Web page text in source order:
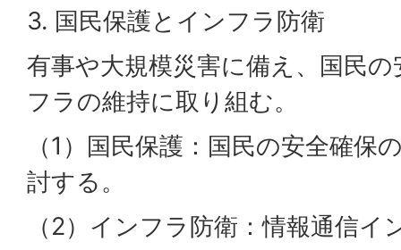
3. 国民保護とインフラ防衛
有事や大規模災害に備え、国民
フラの維持に取り組む。
（1）国民保護：国民の安全確保
討する。
（2）インフラ防衛：情報通信イ